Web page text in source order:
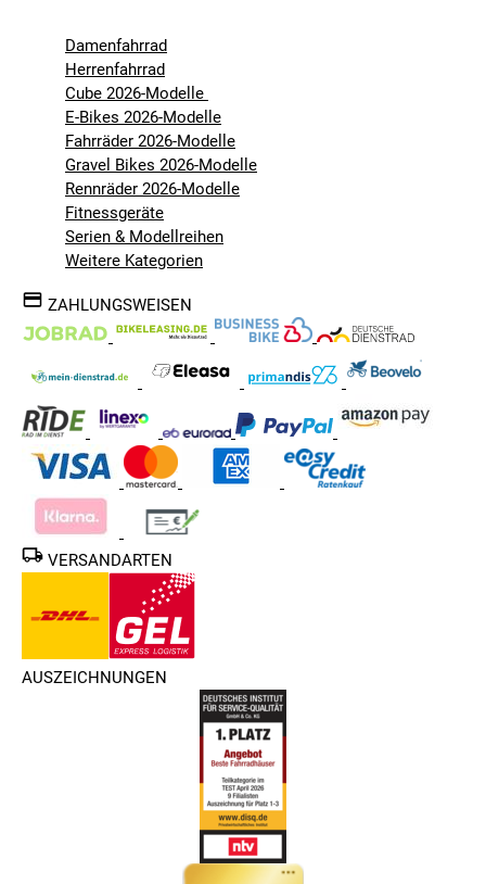
Damenfahrrad
Herrenfahrrad
Cube 2026-Modelle
E-Bikes 2026-Modelle
Fahrräder 2026-Modelle
Gravel Bikes 2026-Modelle
Rennräder 2026-Modelle
Fitnessgeräte
Serien & Modellreihen
Weitere Kategorien
ZAHLUNGSWEISEN
VERSANDARTEN
AUSZEICHNUNGEN